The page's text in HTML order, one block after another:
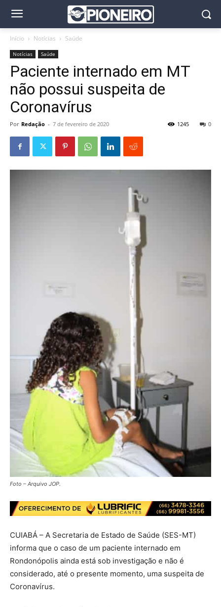
Início Notícias Saúde
Notícias Saúde
Paciente internado em MT
não possui suspeita de
Coronavírus
Por Redação - 7 de fevereiro de 2020 0
1245
Foto – Arquivo JOP.
CUIABÁ – A Secretaria de Estado de Saúde (SES-MT)
informa que o caso de um paciente internado em
Rondonópolis ainda está sob investigação e não é
considerado, até o presente momento, uma suspeita de
Coronavírus.